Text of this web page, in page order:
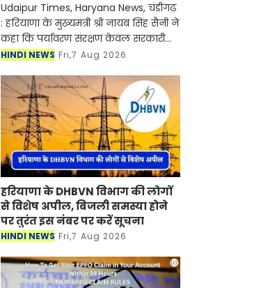
Udaipur Times, Haryana News, चंडीगढ़
: हरियाणा के मुख्यमंत्री श्री नायब सिंह सैनी ने
कहा कि पर्यावरण संरक्षण केवल सरकारी
कार्यक्रम नहीं, बल्कि प्रत्येक नागरिक का
HINDI NEWS Fri,7 Aug 2026
हरियाणा के DHBVN विभाग की लोगों
से विशेष अपील, बिजली समस्या होने
पर तुरंत इस नंबर पर करें सूचना
HINDI NEWS Fri,7 Aug 2026